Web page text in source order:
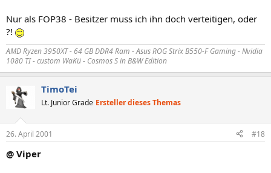
Nur als FOP38 - Besitzer muss ich ihn doch verteitigen, oder
?!
AMD Ryzen 3950XT - 64 GB DDR4 Ram - Asus ROG Strix B550-F Gaming - Nvidia
1080 TI - custom WaKü - Cosmos S in B&W Edition
TimoTei
Lt. Junior Grade Ersteller dieses Themas
26. April 2001 #18
@ Viper